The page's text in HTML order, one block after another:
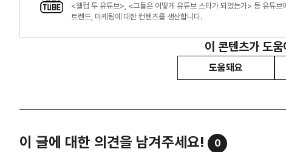
<웰컴 투 유튜브>, <그들은 어떻게 유튜브 스타가 되었는가> 등 유튜브
트렌드, 마케팅에 대한 컨텐츠를 생산합니다.
이 콘텐츠가 도
도움돼요
이 글에 대한 의견을 남겨주세요! 0